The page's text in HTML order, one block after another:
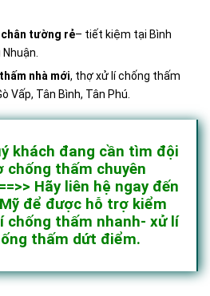
tường rẻ– tiết kiệm tại Bình
nhà mới, thợ xử lí chống thấm
Vấp, Tân Bình, Tân Phú.
khách đang cần tìm đội
chống thấm chuyên
Hãy liên hệ ngay đến
để được hỗ trợ kiểm
chống thấm nhanh- xử lí
thấm dứt điểm.